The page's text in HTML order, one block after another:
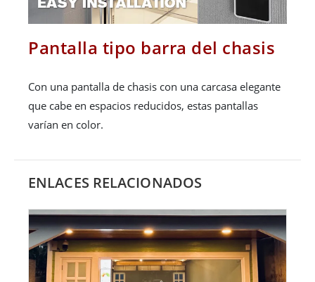
Pantalla tipo barra del chasis
Con una pantalla de chasis con una carcasa elegante
que cabe en espacios reducidos, estas pantallas
varían en color.
ENLACES RELACIONADOS